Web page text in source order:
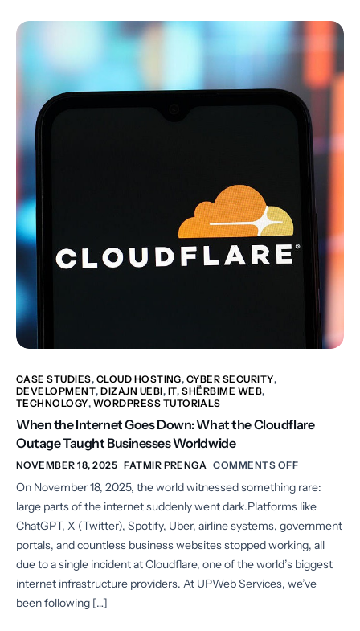
CASE STUDIES, CLOUD HOSTING, CYBER SECURITY,
DEVELOPMENT,DIZAJN UEBI, IT,SHËRBIME WEB,
TECHNOLOGY, WORDPRESS TUTORIALS
When the Internet Goes Down: What the Cloudflare
Outage Taught Businesses Worldwide
NOVEMBER 18, 2025 FATMIR PRENGA COMMENTS OFF
On November 18, 2025, the world witnessed something rare:
large parts of the internet suddenly went dark.Platforms like
ChatGPT, X (Twitter), Spotify, Uber, airline systems, government
portals, and countless business websites stopped working, all
due to a single incident at Cloudflare, one of the world’s biggest
internet infrastructure providers. At UPWeb Services, we’ve
been following […]